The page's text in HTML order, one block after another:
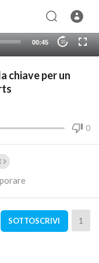
00:45 10
chiave per un
0
SOTTOSCRIVI 1